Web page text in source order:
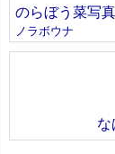
のらぼう菜写
ノラボウナ